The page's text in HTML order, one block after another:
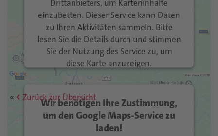
Drittanbieters, um Karteninhalte
einzubetten. Dieser Service kann Daten
zu Ihren Aktivitäten sammeln. Bitte
lesen Sie die Details durch und stimmen
Sie der Nutzung des Service zu, um
diese Karte anzuzeigen.
Mehr Informationen
Akzeptieren
Usercentrics Consent
Wir benötigen Ihre Zustimmung,
um den Google Maps-Service zu
laden!
Zurück zur Übersicht